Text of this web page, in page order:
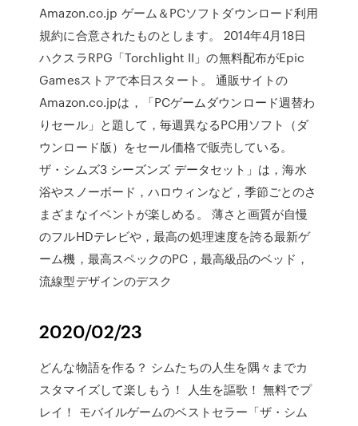
Amazon.co.jp ゲーム＆PCソフトダウンロード利用
規約に合意されたものとします。 2014年4月18日
ハクスラRPG「Torchlight II」の無料配布がEpic
Gamesストアで本日スタート。 通販サイトの
Amazon.co.jpは，「PCゲームダウンロード週替わ
りセール」と題して，毎週異なるPC用ソフト（ダ
ウンロード版）をセール価格で販売している。
ザ・シムズ3 シーズンズ データセット」は，海水
浴やスノーボード，ハロウィンなど，季節ごとのさ
まざまなイベントが楽しめる。 薄さと画質が自慢
のフルHDテレビや，最高の処理速度を誇る最新ゲ
ーム機，最高スペックのPC，最高級品のベッド，
流線型デザインのデスク
2020/02/23
‎どんな物語を作る？ シムたちの人生を隅々までカ
スタマイズして楽しもう！ 人生を謳歌！ 無料でプ
レイ！ モバイルゲームのベストセラー「ザ・シム